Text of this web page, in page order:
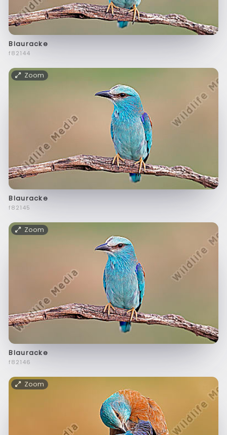
Blauracke
f82144
Zoom
Blauracke
f82145
Zoom
Blauracke
f82146
Zoom